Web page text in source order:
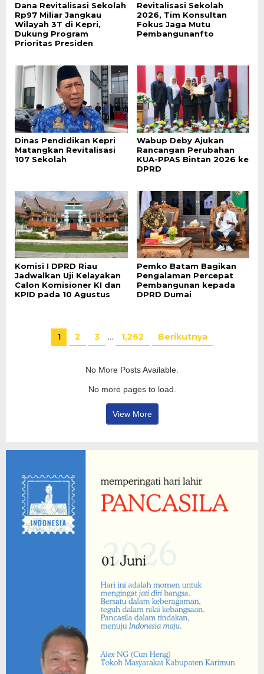
Dana Revitalisasi Sekolah
Rp97 Miliar Jangkau
Wilayah 3T di Kepri,
Dukung Program
Prioritas Presiden
Revitalisasi Sekolah
2026, Tim Konsultan
Fokus Jaga Mutu
Pembangunanfto
Dinas Pendidikan Kepri
Matangkan Revitalisasi
107 Sekolah
Wabup Deby Ajukan
Rancangan Perubahan
KUA-PPAS Bintan 2026 ke
DPRD
Komisi I DPRD Riau
Jadwalkan Uji Kelayakan
Calon Komisioner KI dan
KPID pada 10 Agustus
Pemko Batam Bagikan
Pengalaman Percepat
Pembangunan kepada
DPRD Dumai
1 2 3 … 1,262 Berikutnya
No More Posts Available.
No more pages to load.
View More